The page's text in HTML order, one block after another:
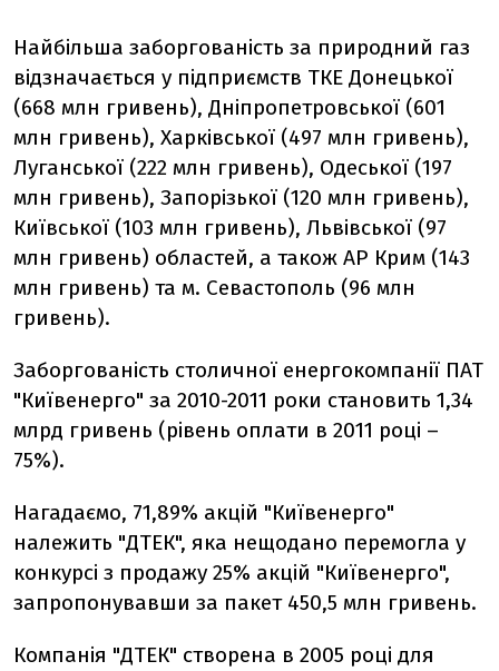
Найбільша заборгованість за природний газ
відзначається у підприємств ТКЕ Донецької
(668 млн гривень), Дніпропетровської (601
млн гривень), Харківської (497 млн гривень),
Луганської (222 млн гривень), Одеської (197
млн гривень), Запорізької (120 млн гривень),
Київської (103 млн гривень), Львівської (97
млн гривень) областей, а також АР Крим (143
млн гривень) та м. Севастополь (96 млн
гривень).
Заборгованість столичної енергокомпанії ПАТ
"Київенерго" за 2010-2011 роки становить 1,34
млрд гривень (рівень оплати в 2011 році –
75%).
Нагадаємо, 71,89% акцій "Київенерго"
належить "ДТЕК", яка нещодано перемогла у
конкурсі з продажу 25% акцій "Київенерго",
запропонувавши за пакет 450,5 млн гривень.
Компанія "ДТЕК" створена в 2005 році для